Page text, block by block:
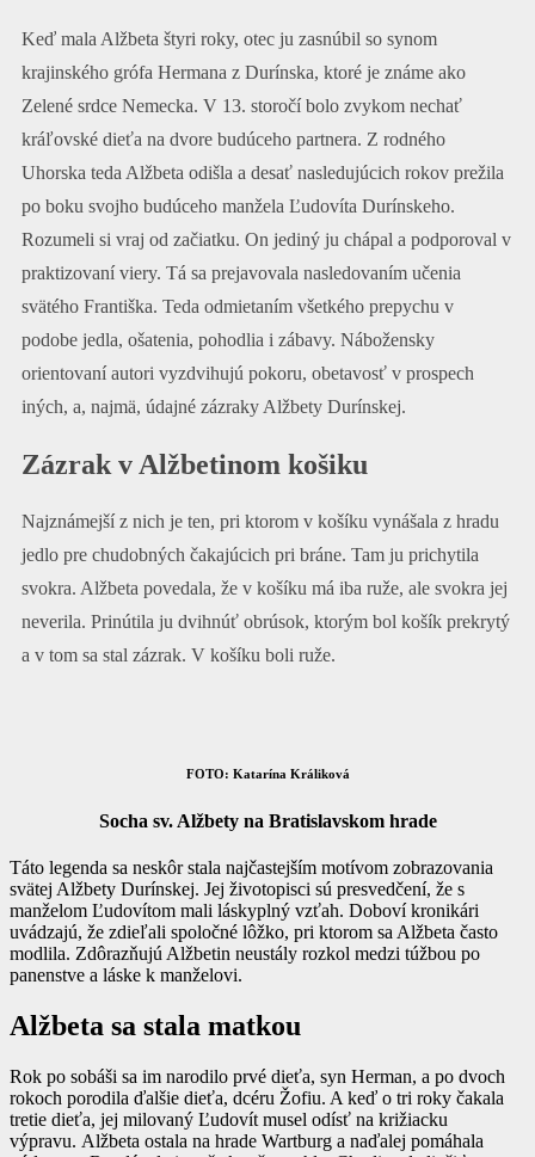
Keď mala Alžbeta štyri roky, otec ju zasnúbil so synom
krajinského grófa Hermana z Durínska, ktoré je známe ako
Zelené srdce Nemecka. V 13. storočí bolo zvykom nechať
kráľovské dieťa na dvore budúceho partnera. Z rodného
Uhorska teda Alžbeta odišla a desať nasledu­júcich rokov prežila
po boku svojho budúceho manžela Ľudovíta Durínskeho.
Rozumeli si vraj od začiatku. On jediný ju chápal a podporoval v
praktizovaní viery. Tá sa prejavovala nasledovaním učenia
svätého Františka. Teda odmietaním všetkého prepychu v
podobe jedla, ošatenia, pohodlia i zábavy. Nábožensky
orientovaní autori vyzdvihujú pokoru, obetavosť v prospech
iných, a, najmä, údajné zázraky Alžbety Durínskej.
Zázrak v Alžbetinom košiku
Najznámejší z nich je ten, pri ktorom v košíku vynášala z hradu
jedlo pre chudobných čakajúcich pri bráne. Tam ju prichytila
svokra. Alžbeta povedala, že v košíku má iba ruže, ale svokra jej
neverila. Prinútila ju dvihnúť obrúsok, ktorým bol košík prekrytý
a v tom sa stal zázrak. V košíku boli ruže.
FOTO: Katarína Králiková
Socha sv. Alžbety na Bratislavskom hrade
Táto legenda sa neskôr stala najčastejším motívom zobrazovania
svätej Alžbety Durínskej. Jej životopisci sú presvedčení, že s
manželom Ľudovítom mali láskyplný vzťah. Doboví kronikári
uvádzajú, že zdieľali spoločné lôžko, pri ktorom sa Alžbeta často
modlila. Zdôrazňujú Alžbetin neustály rozkol medzi túžbou po
panenstve a láske k manželovi.
Alžbeta sa stala matkou
Rok po sobáši sa im narodilo prvé dieťa, syn Herman, a po dvoch
rokoch porodila ďalšie dieťa, dcéru Žofiu. A keď o tri roky čakala
tretie dieťa, jej milovaný Ľudovít musel odísť na križiacku
výpravu. Alžbeta ostala na hrade Wartburg a naďalej pomáhala